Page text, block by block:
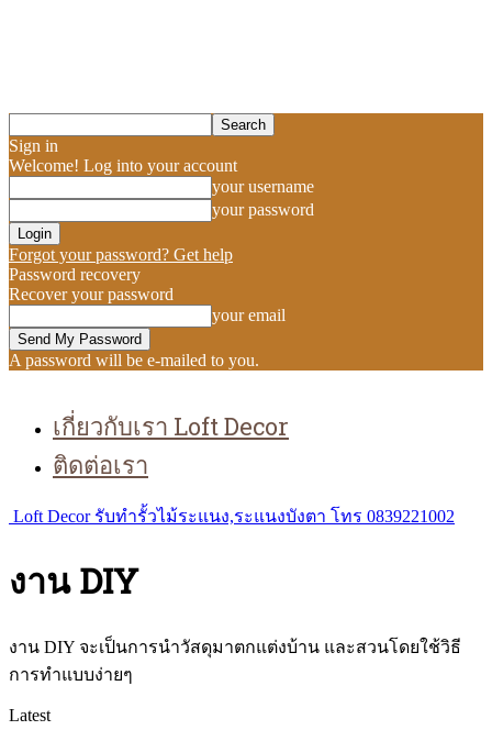
Sign in
Welcome! Log into your account
your username
your password
Forgot your password? Get help
Password recovery
Recover your password
your email
A password will be e-mailed to you.
เกี่ยวกับเรา Loft Decor
ติดต่อเรา
Loft Decor รับทำรั้วไม้ระแนง,ระแนงบังตา โทร 0839221002
งาน DIY
งาน DIY จะเป็นการนำวัสดุมาตกแต่งบ้าน และสวนโดยใช้วิธี
การทำแบบง่ายๆ
Latest